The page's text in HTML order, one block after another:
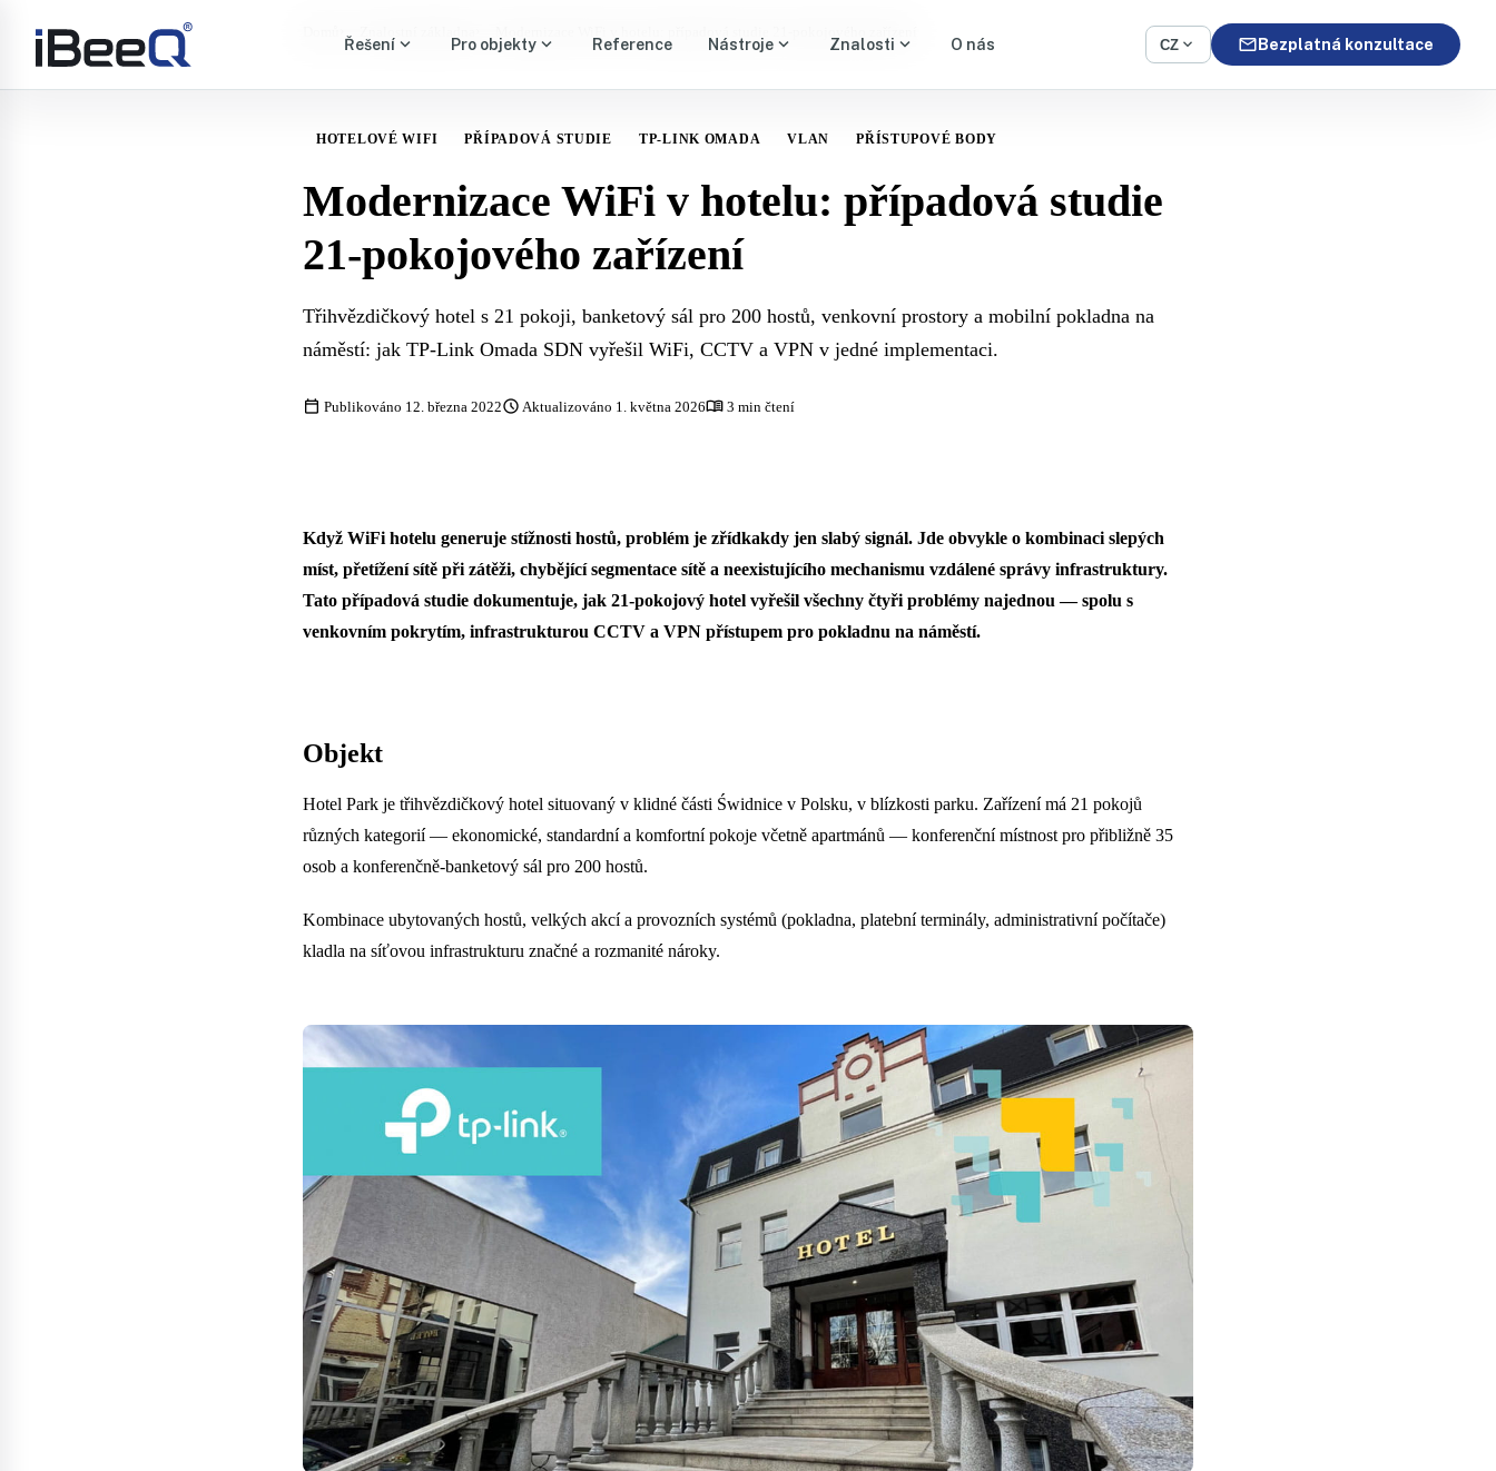
Řešeníexpand_more Pro objektyexpand_more Reference Nástrojeexpand_more Znalosti expand_more O nás CZ expand_more mail Bezplatná konzultace
HOTELOVÉ WIFI PŘÍPADOVÁ STUDIE TP-LINK OMADA VLAN PŘÍSTUPOVÉ BODY
Modernizace WiFi v hotelu: případová studie
21-pokojového zařízení
Třihvězdičkový hotel s 21 pokoji, banketový sál pro 200 hostů, venkovní prostory a mobilní pokladna na
náměstí: jak TP-Link Omada SDN vyřešil WiFi, CCTV a VPN v jedné implementaci.
calendar_today Publikováno 12. března 2022schedule Aktualizováno 1. května 2026menu_book 3 min čtení
Když WiFi hotelu generuje stížnosti hostů, problém je zřídkakdy jen slabý signál. Jde obvykle o kombinaci slepých
míst, přetížení sítě při zátěži, chybějící segmentace sítě a neexistujícího mechanismu vzdálené správy infrastruktury.
Tato případová studie dokumentuje, jak 21-pokojový hotel vyřešil všechny čtyři problémy najednou — spolu s
venkovním pokrytím, infrastrukturou CCTV a VPN přístupem pro pokladnu na náměstí.
Objekt
Hotel Park je třihvězdičkový hotel situovaný v klidné části Świdnice v Polsku, v blízkosti parku. Zařízení má 21 pokojů
různých kategorií — ekonomické, standardní a komfortní pokoje včetně apartmánů — konferenční místnost pro přibližně 35
osob a konferenčně-banketový sál pro 200 hostů.
Kombinace ubytovaných hostů, velkých akcí a provozních systémů (pokladna, platební terminály, administrativní počítače)
kladla na síťovou infrastrukturu značné a rozmanité nároky.